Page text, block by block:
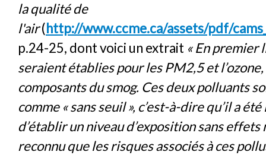
la qualité de
l'air(http://www.ccme.ca/assets/pdf/
p.24-25, dont voici un extrait « En premier
seraient établies pour les PM2,5 et
composants du smog. Ces deux polluants
comme « sans seuil », c’est-à-dire qu’il a
d’établir un niveau d’exposition sans
reconnu que les risques associés à ces